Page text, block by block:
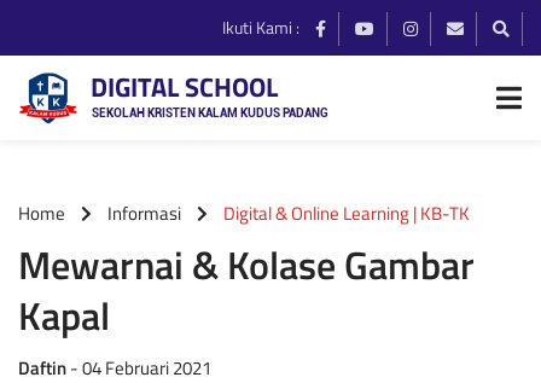
Ikuti Kami :
DIGITAL SCHOOL
SEKOLAH KRISTEN KALAM KUDUS PADANG
Home Informasi Digital & Online Learning | KB-TK
Mewarnai & Kolase Gambar
Kapal
Daftin- 04 Februari 2021